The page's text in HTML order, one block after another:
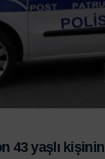
43 yaşlı